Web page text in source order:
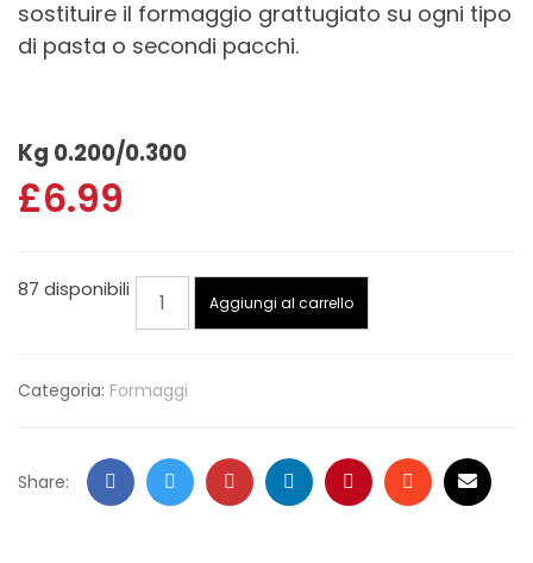
sostituire il formaggio grattugiato su ogni tipo
di pasta o secondi pacchi.
Kg 0.200/0.300
£6.99
87 disponibili
Aggiungi al carrello
Categoria: Formaggi
Share: